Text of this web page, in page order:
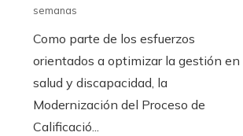
semanas
Como parte de los esfuerzos
orientados a optimizar la gestión en
salud y discapacidad, la
Modernización del Proceso de
Calificació...